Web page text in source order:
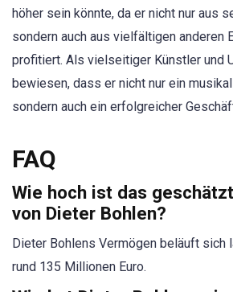
höher sein könnte, da er nicht nur aus
sondern auch aus vielfältigen anderen
profitiert. Als vielseitiger Künstler und
bewiesen, dass er nicht nur ein
sondern auch ein erfolgreicher
FAQ
Wie hoch ist das
von Dieter Bohlen?
Dieter Bohlens Vermögen beläuft sich
rund 135 Millionen Euro.